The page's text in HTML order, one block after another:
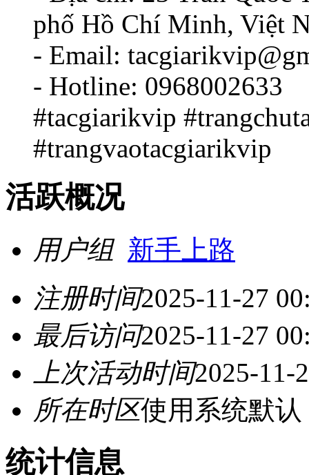
phố Hồ Chí Minh, Việt
- Email:
- Hotline: 0968002633
#tacgiarikvip
#trangvaotacgiarikvip
活跃概况
用户组 新手上路
注册时间2025-11-27
最后访问2025-11-27
上次活动时间2025-11-
所在时区使用系统默认
统计信息